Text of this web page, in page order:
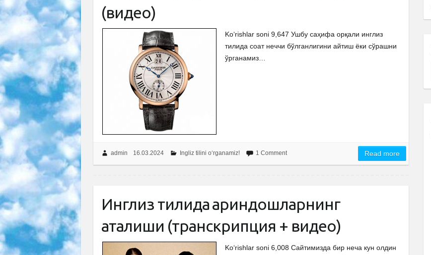
(видео)
Ko‘rishlar soni 9,647 Ушбу саҳифа орқали инглиз
тилида соат неччи бўлганлигини айтиш ёки сўрашни
ўрганамиз…
admin 16.03.2024 Ingliz tilini o‘rganamiz! 1 Comment Read more
Инглиз тилида қариндошларнинг
аталиши (транскрипция + видео)
Ko‘rishlar soni 6,008 Сайтимизда бир неча кун олдин